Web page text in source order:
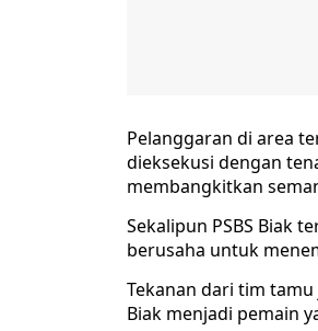
Pelanggaran di area
dieksekusi dengan
membangkitkan
Sekalipun PSBS Biak
berusaha untuk
Tekanan dari tim
Biak menjadi pemain